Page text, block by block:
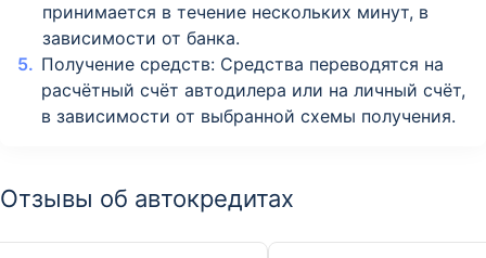
принимается в течение нескольких минут, в
зависимости от банка.
Получение средств: Средства переводятся на
расчётный счёт автодилера или на личный счёт,
в зависимости от выбранной схемы получения.
Отзывы об автокредитах